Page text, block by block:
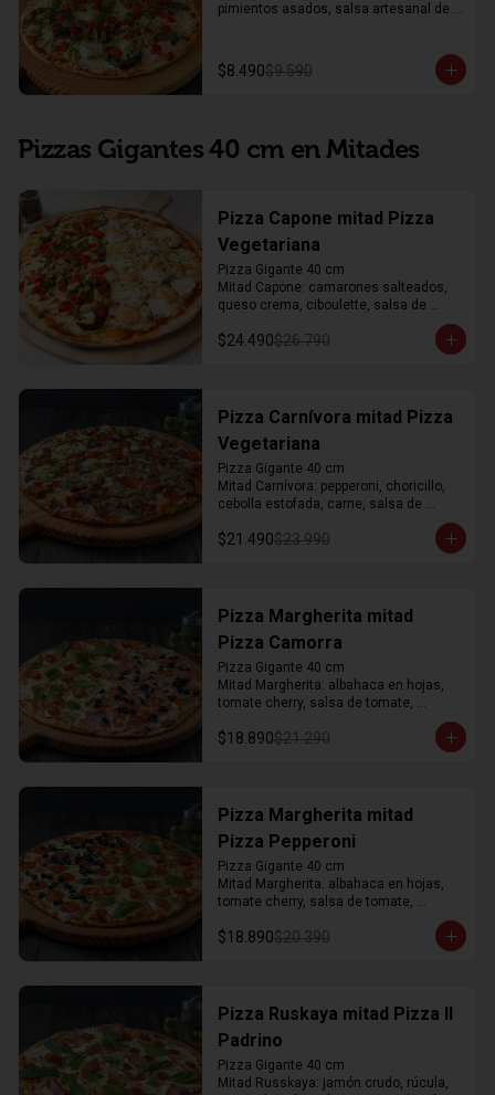
pimientos asados, salsa artesanal de
$8.490$9.590
Pizzas Gigantes 40 cm en Mitades
Pizza Capone mitad Pizza
Vegetariana
Pizza Gigante 40 cm
Mitad Capone: camarones salteados,
queso crema, ciboulette, salsa de
Mitad Vegetariana: corazones de
alcachofa, berenjena asada, pimientos
$24.490$26.790
Pizza Carnívora mitad Pizza
Vegetariana
Pizza Gigante 40 cm
Mitad Carnívora: pepperoni, choricillo,
cebolla estofada, carne, salsa de
Mitad Vegetariana: corazones de
alcachofa, berenjena asada, pimientos
$21.490$23.990
Pizza Margherita mitad
Pizza Camorra
Pizza Gigante 40 cm
Mitad Margherita: albahaca en hojas,
tomate cherry, salsa de tomate,
Mitad Camorra: jamón acaramelado,
$18.890$21.290
Pizza Margherita mitad
Pizza Pepperoni
Pizza Gigante 40 cm
Mitad Margherita: albahaca en hojas,
tomate cherry, salsa de tomate,
Mitad Pepperoni: pepperoni, aceitunas
negras, salsa de tomate, mozzarella y
$18.890$20.390
Pizza Ruskaya mitad Pizza Il
Padrino
Pizza Gigante 40 cm
Mitad Russkaya: jamón crudo, rúcula,